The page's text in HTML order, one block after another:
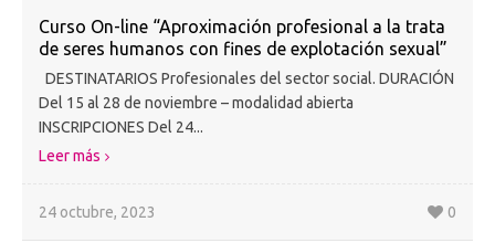
Curso On-line “Aproximación profesional a la trata
de seres humanos con fines de explotación sexual”
DESTINATARIOS Profesionales del sector social. DURACIÓN
Del 15 al 28 de noviembre – modalidad abierta
INSCRIPCIONES Del 24...
Leer más
24 octubre, 2023 0